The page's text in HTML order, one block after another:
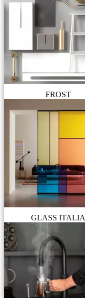
FROST
GLASS ITALIA